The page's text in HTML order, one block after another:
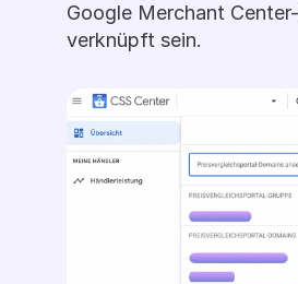
Google Merchant
verknüpft sein.